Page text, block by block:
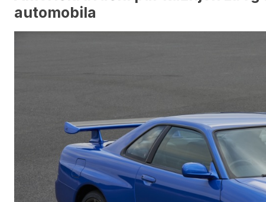
automobila